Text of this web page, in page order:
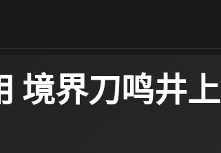
境界刀鸣井上